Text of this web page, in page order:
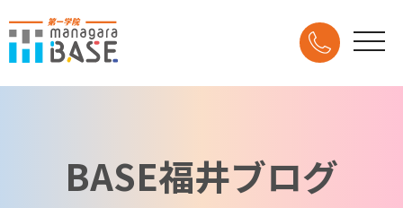
BASE福井ブログ